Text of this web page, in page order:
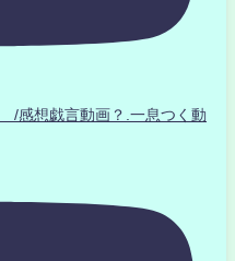
想戯言動画？.一息つく動